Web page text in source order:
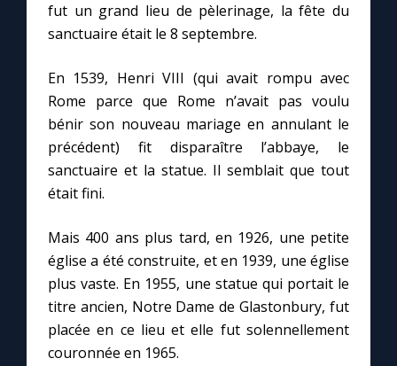
Une Minute avec Marie
Une neuvaine
À la une
1000 Raisons de Croire
Chapelet pour le monde
Contact
Faire un don
fut un grand lieu de pèlerinage, la fête du
sanctuaire était le 8 septembre.
En 1539, Henri VIII (qui avait rompu avec
Rome parce que Rome n’avait pas voulu
bénir son nouveau mariage en annulant le
précédent) fit disparaître l’abbaye, le
sanctuaire et la statue. Il semblait que tout
était fini.
Mais 400 ans plus tard, en 1926, une petite
église a été construite, et en 1939, une église
plus vaste. En 1955, une statue qui portait le
titre ancien, Notre Dame de Glastonbury, fut
placée en ce lieu et elle fut solennellement
couronnée en 1965.